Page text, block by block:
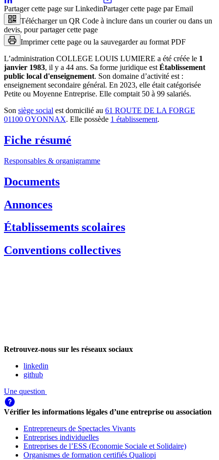
Partager cette page sur LinkedinPartager cette page par Email
Télécharger un QR Code à inclure dans un courier ou dans un
devis, pour partager cette page
Imprimer cette page ou la sauvegarder au format PDF
L’administration COLLEGE LOUIS LUMIERE a été créée le 1
janvier 1983, il y a 44 ans. Sa forme juridique est Établissement
public local d'enseignement. Son domaine d’activité est :
enseignement secondaire général. En 2023, elle était catégorisée
Petite ou Moyenne Entreprise. Elle comptait 50 à 99 salariés.
Son siège social est domicilié au 61 ROUTE DE LA FORGE
01100 OYONNAX. Elle possède 1 établissement.
Fiche résumé
Responsables & organigramme
Documents
Annonces
Établissements scolaires
Conventions collectives
Retrouvez-nous sur les réseaux sociaux
linkedin
github
Une question
Vérifier les informations légales d’une entreprise ou association
Entrepreneurs de Spectacles Vivants
Entreprises individuelles
Entreprises de l’ESS (Economie Sociale et Solidaire)
Organismes de formation certifiés Qualiopi